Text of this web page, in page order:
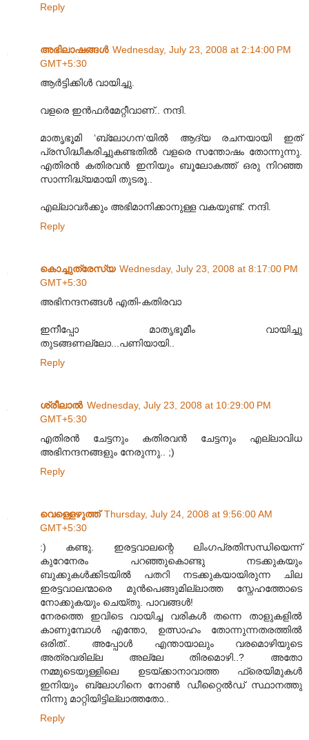
Reply
അഭിലാഷങ്ങള്‍ Wednesday, July 23, 2008 at 2:14:00 PM
GMT+5:30
ആര്‍ട്ടിക്കിള്‍ വായിച്ചു.
വളരെ ഇന്‍ഫര്‍മേറ്റീവാണ്.. നന്ദി.
മാതൃഭൂമി ‘ബ്ലോഗന‘യില്‍ ആദ്യ രചനയായി ഇത്
പ്രസിദ്ധീകരിച്ചുകണ്ടതില്‍ വളരെ സന്തോഷം തോന്നുന്നു.
എതിരന്‍ കതിരവന്‍ ഇനിയും ബൂലോകത്ത് ഒരു നിറഞ്ഞ
സാ‍ന്നിദ്ധ്യമായി തുടരൂ..
എല്ലാവര്‍ക്കും അഭിമാനിക്കാനുള്ള വകയുണ്ട്. നന്ദി.
Reply
കൊച്ചുത്രേസ്യ Wednesday, July 23, 2008 at 8:17:00 PM
GMT+5:30
അഭിനന്ദനങ്ങള്‍ എതി-കതിരവാ
ഇനീപ്പോ മാതൃഭൂമീം വായിച്ചു
തുടങ്ങണല്ലോ...പണിയായി..
Reply
ശ്രീലാല്‍ Wednesday, July 23, 2008 at 10:29:00 PM
GMT+5:30
എതിരന്‍ ചേട്ടനും കതിരവന്‍ ചേട്ടനും എല്ലാവിധ
അഭിനന്ദനങ്ങളും നേരുന്നു.. ;)
Reply
വെള്ളെഴുത്ത് Thursday, July 24, 2008 at 9:56:00 AM
GMT+5:30
:) കണ്ടു. ഇരട്ടവാലന്റെ ലിംഗപ്രതിസന്ധിയെന്ന്
കുറേനേരം പറഞ്ഞുകൊണ്ടു നടക്കുകയും
ബുക്കുകള്‍ക്കിടയില്‍ പതറി നടക്കുകയായിരുന്ന ചില
ഇരട്ടവാലന്മാരെ മുന്‍പെങ്ങുമില്ലാത്ത സ്നേഹത്തോടെ
നോക്കുകയും ചെയ്തു. പാവങ്ങള്‍!
നേരത്തെ ഇവിടെ വായിച്ച വരികള്‍ തന്നെ താളുകളില്‍
കാണുമ്പോള്‍ എന്തോ, ഉത്സാഹം തോന്നുന്നതരത്തില്‍
ഒരിത്.. അപ്പോള്‍ എന്തായാലും വരമൊഴിയുടെ
അത്രവരില്ല അല്ലേ തിരമൊഴി..? അതോ
നമ്മുടെയുള്ളിലെ ഉടയ്ക്കാനാവാത്ത ഫ്രെയിമുകള്‍
ഇനിയും ബ്ലോഗിനെ നോണ്‍ ഡീറ്റൈല്‍ഡ് സ്ഥാനത്തു
നിന്നു മാറ്റിയിട്ടില്ലാത്തതോ..
Reply